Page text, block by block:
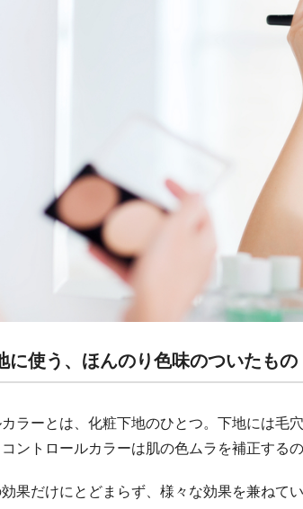
に使う、ほんのり色味のついたもの
ラーとは、化粧下地のひとつ。下地には毛
ントロールカラーは肌の色ムラを補正するの
果だけにとどまらず、様々な効果を兼ねて